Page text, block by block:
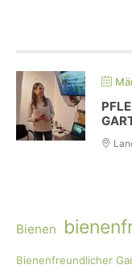
Bienen
Bienenfreundlicher